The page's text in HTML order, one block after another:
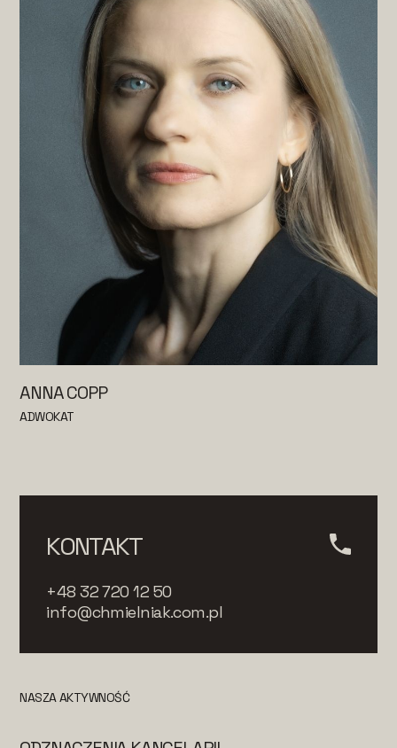
ANNA COPP
ADWOKAT
KONTAKT
+48 32 720 12 50
info@chmielniak.com.pl
NASZA AKTYWNOŚĆ